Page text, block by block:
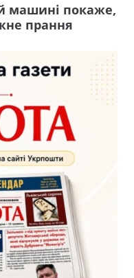
машині покаже,
прання